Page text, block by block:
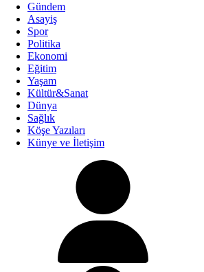
Gündem
Asayiş
Spor
Politika
Ekonomi
Eğitim
Yaşam
Kültür&Sanat
Dünya
Sağlık
Köşe Yazıları
Künye ve İletişim